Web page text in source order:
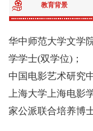
教育背景
华中师范大学文学
学学士(双学位)；
中国电影艺术研究
上海大学上海电影
家公派联合培养博